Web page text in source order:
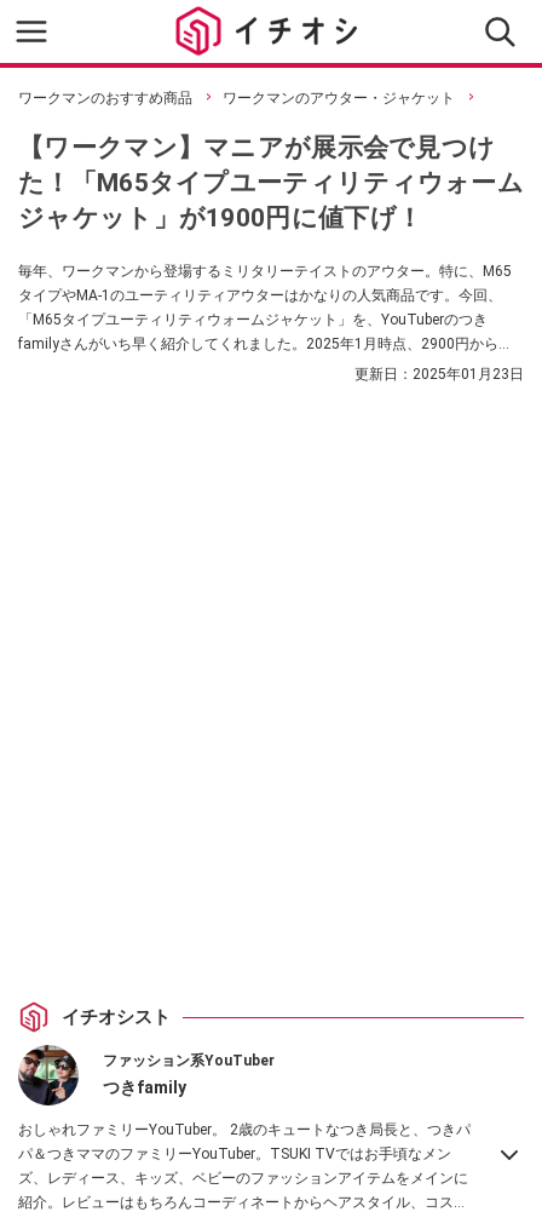
ワークマンのおすすめ商品 ワークマンのアウター・ジャケット
【ワークマン】マニアが展示会で見つけ
た！「M65タイプユーティリティウォーム
ジャケット」が1900円に値下げ！
毎年、ワークマンから登場するミリタリーテイストのアウター。特に、M65
タイプやMA-1のユーティリティアウターはかなりの人気商品です。今回、
「M65タイプユーティリティウォームジャケット」を、YouTuberのつき
familyさんがいち早く紹介してくれました。2025年1月時点、2900円から
1900円に値下げ！ ぜひチェックしてみてください。更新日： 2025年01月23日
イチオシスト
ファッション系YouTuber
つきfamily
おしゃれファミリーYouTuber。 2歳のキュートなつき局長と、つきパ
パ＆つきママのファミリーYouTuber。TSUKI TVではお手頃なメン
ズ、レディース、キッズ、ベビーのファッションアイテムをメインに
紹介。レビューはもちろんコーディネートからヘアスタイル、コスメ